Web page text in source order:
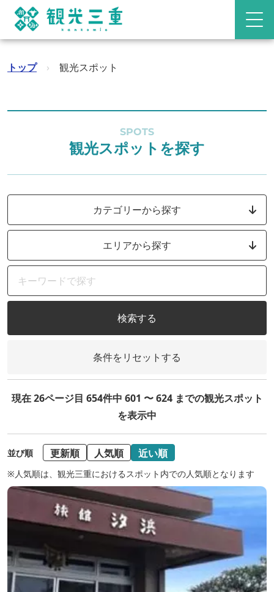
トップ › 観光スポット
SPOTS
観光スポットを探す
カテゴリーから探す
エリアから探す
検索する
条件をリセットする
現在 26ページ目 654件中 601 〜 624 までの観光スポット
を表示中
並び順 更新順 人気順 近い順
※人気順は、観光三重におけるスポット内での人気順となります